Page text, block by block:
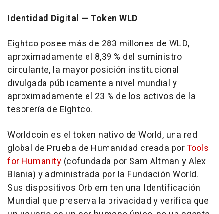
Identidad Digital — Token WLD
Eightco posee más de 283 millones de WLD,
aproximadamente el 8,39 % del suministro
circulante, la mayor posición institucional
divulgada públicamente a nivel mundial y
aproximadamente el 23 % de los activos de la
tesorería de Eightco.
Worldcoin es el token nativo de World, una red
global de Prueba de Humanidad creada porTools
for Humanity (cofundada por Sam Altman y Alex
Blania) y administrada por la Fundación World.
Sus dispositivos Orb emiten una Identificación
Mundial que preserva la privacidad y verifica que